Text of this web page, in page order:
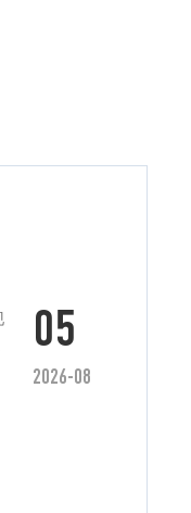
05
2026-08